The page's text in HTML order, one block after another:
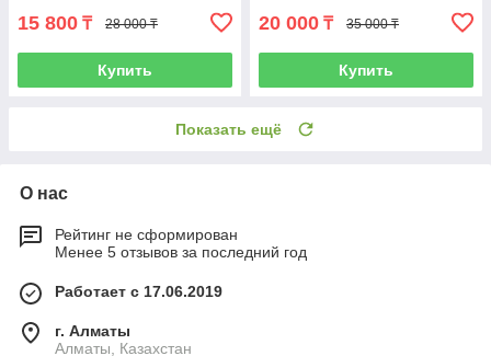
15 800 ₸ 28 000 ₸
Купить
20 000 ₸ 35 000 ₸
Купить
Показать ещё
О нас
Рейтинг не сформирован
Менее 5 отзывов за последний год
Работает с 17.06.2019
г. Алматы
Алматы, Казахстан